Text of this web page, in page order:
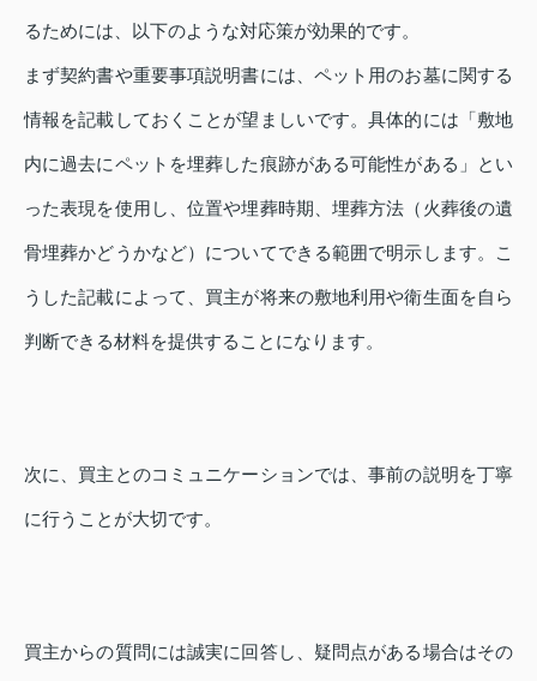
るためには、以下のような対応策が効果的です。
まず契約書や重要事項説明書には、ペット用のお墓に関する
情報を記載しておくことが望ましいです。具体的には「敷地
内に過去にペットを埋葬した痕跡がある可能性がある」とい
った表現を使用し、位置や埋葬時期、埋葬方法（火葬後の遺
骨埋葬かどうかなど）についてできる範囲で明示します。こ
うした記載によって、買主が将来の敷地利用や衛生面を自ら
判断できる材料を提供することになります。
次に、買主とのコミュニケーションでは、事前の説明を丁寧
に行うことが大切です。
買主からの質問には誠実に回答し、疑問点がある場合はその